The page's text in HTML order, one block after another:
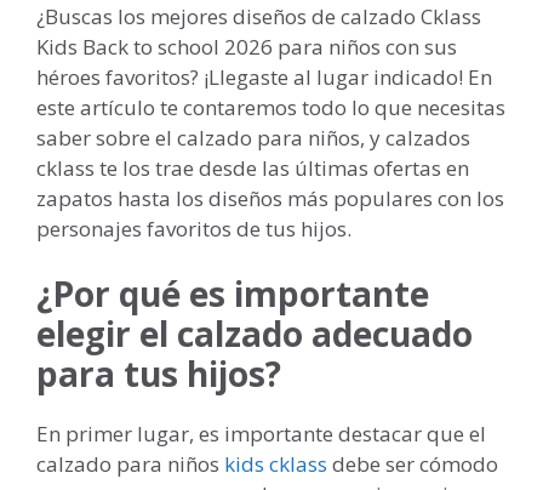
¿Buscas los mejores diseños de calzado Cklass
Kids Back to school 2026 para niños con sus
héroes favoritos? ¡Llegaste al lugar indicado! En
este artículo te contaremos todo lo que necesitas
saber sobre el calzado para niños, y calzados
cklass te los trae desde las últimas ofertas en
zapatos hasta los diseños más populares con los
personajes favoritos de tus hijos.
¿Por qué es importante
elegir el calzado adecuado
para tus hijos?
En primer lugar, es importante destacar que el
calzado para niños kids cklass debe ser cómodo